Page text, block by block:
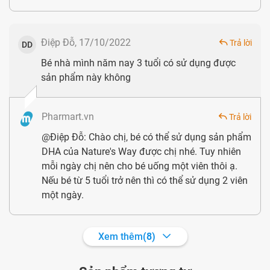
dạng kẹo mềm, hương cam thơm ngon, trẻ dễ dàng
nỗi lo bé thiếu chất hay là việc bé kén ăn cá hoặc một
số sản phẩm bổ sung DHA thông thường khác vì mùi
tanh nữa.
nhằm giúp trẻ bổ sung đầy đủ, giúp hấp thu dưỡng
chất một cách dễ dàng. Vì vậy mẹ không phải lo có
dư thừa chất đường không cần thiết trong cơ thể trẻ.
DD Điệp Đỗ, 17/10/2022 Trả lời
Bé nhà mình năm nay 3 tuổi có sử dụng được
sản phẩm này không
Pharmart.vn Trả lời
@Điệp Đỗ: Chào chị, bé có thể sử dụng sản phẩm
DHA của Nature's Way được chị nhé. Tuy nhiên
mỗi ngày chị nên cho bé uống một viên thôi ạ.
Nếu bé từ 5 tuổi trở nên thì có thể sử dụng 2 viên
một ngày.
Xem thêm(8)